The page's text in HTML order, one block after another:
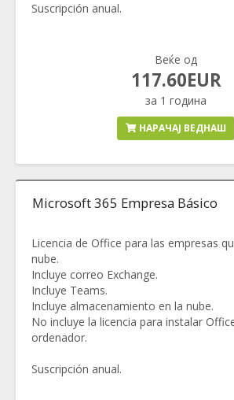
Suscripción anual.
Веќе од
117.60EUR
за 1 година
НАРАЧАЈ ВЕДНАШ
Microsoft 365 Empresa Básico
Licencia de Office para las empresas
nube.
Incluye correo Exchange.
Incluye Teams.
Incluye almacenamiento en la nube.
No incluye la licencia para instalar
ordenador.
Suscripción anual.